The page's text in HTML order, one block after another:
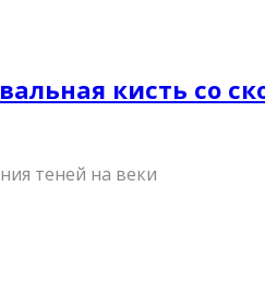
кисть со
теней на веки